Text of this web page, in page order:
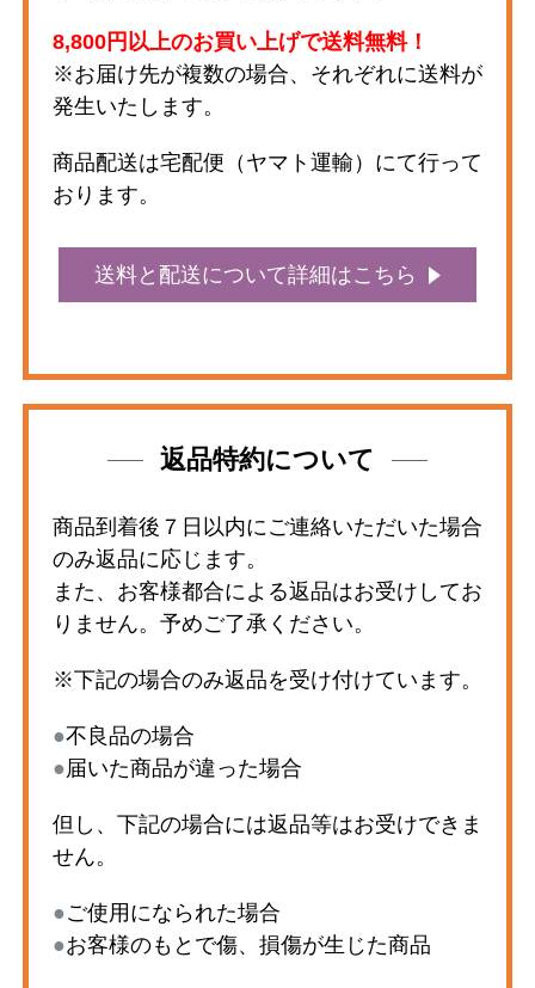
8,800円以上のお買い上げで送料無料！
※お届け先が複数の場合、それぞれに送料が
発生いたします。
商品配送は宅配便（ヤマト運輸）にて行って
おります。
送料と配送について詳細はこちら
返品特約について
商品到着後７日以内にご連絡いただいた場合
のみ返品に応じます。
また、お客様都合による返品はお受けしてお
りません。予めご了承ください。
※下記の場合のみ返品を受け付けています。
●不良品の場合
●届いた商品が違った場合
但し、下記の場合には返品等はお受けできま
せん。
●ご使用になられた場合
●お客様のもとで傷、損傷が生じた商品